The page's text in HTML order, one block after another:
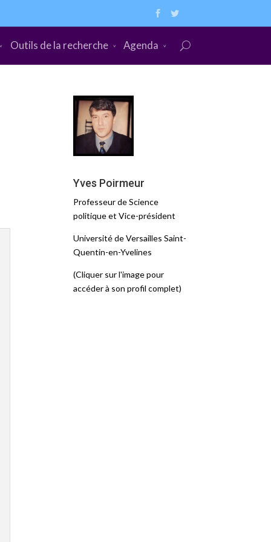
Outils de la recherche Agenda
Yves Poirmeur
Professeur de Science
politique et Vice-président
Université de Versailles Saint-
Quentin-en-Yvelines
(Cliquer sur l'image pour
accéder à son profil complet)